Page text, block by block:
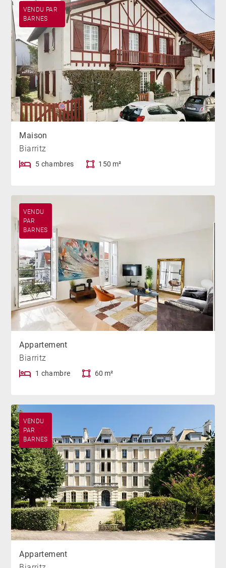
VENDU PAR
BARNES
Maison
Biarritz
5 chambres 150 m²
VENDU
PAR
BARNES
Appartement
Biarritz
1 chambre 60 m²
VENDU
PAR
BARNES
Appartement